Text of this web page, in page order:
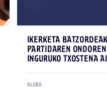
IKERKETA
PARTIDAREN
INGURUKO TXOSTENA
KLUBA